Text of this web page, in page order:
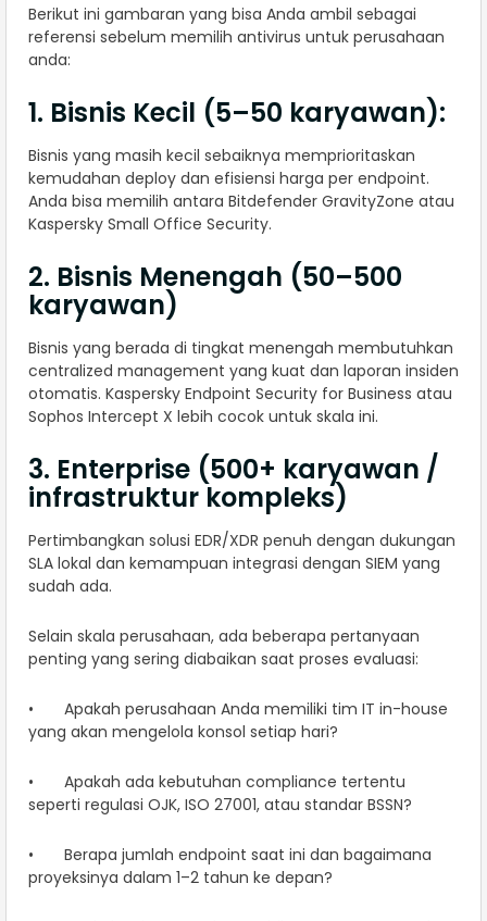
Berikut ini gambaran yang bisa Anda ambil sebagai
referensi sebelum memilih antivirus untuk perusahaan
anda:
1. Bisnis Kecil (5–50 karyawan):
Bisnis yang masih kecil sebaiknya memprioritaskan
kemudahan deploy dan efisiensi harga per endpoint.
Anda bisa memilih antara Bitdefender GravityZone atau
Kaspersky Small Office Security.
2. Bisnis Menengah (50–500
karyawan)
Bisnis yang berada di tingkat menengah membutuhkan
centralized management yang kuat dan laporan insiden
otomatis. Kaspersky Endpoint Security for Business atau
Sophos Intercept X lebih cocok untuk skala ini.
3. Enterprise (500+ karyawan /
infrastruktur kompleks)
Pertimbangkan solusi EDR/XDR penuh dengan dukungan
SLA lokal dan kemampuan integrasi dengan SIEM yang
sudah ada.
Selain skala perusahaan, ada beberapa pertanyaan
penting yang sering diabaikan saat proses evaluasi:
• Apakah perusahaan Anda memiliki tim IT in-house
yang akan mengelola konsol setiap hari?
• Apakah ada kebutuhan compliance tertentu
seperti regulasi OJK, ISO 27001, atau standar BSSN?
• Berapa jumlah endpoint saat ini dan bagaimana
proyeksinya dalam 1–2 tahun ke depan?